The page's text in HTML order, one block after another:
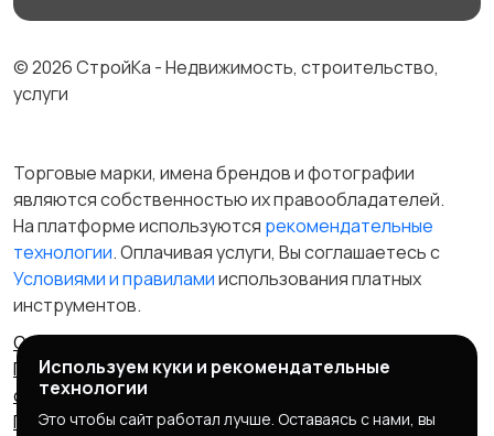
© 2026 СтройКа - Недвижимость, строительство,
услуги
Торговые марки, имена брендов и фотографии
являются собственностью их правообладателей.
На платформе используются рекомендательные
технологии. Оплачивая услуги, Вы соглашаетесь c
Условиями и правиламииспользования платных
инструментов.
Отказ от ответственности
Правила сервиса
Политика конфиденциальности
Пользовательское
соглашение
Запрещенные товары/услуги
Правообладателям
Партнерская программа
Используем куки и рекомендательные
технологии
Это чтобы сайт работал лучше. Оставаясь с нами, вы